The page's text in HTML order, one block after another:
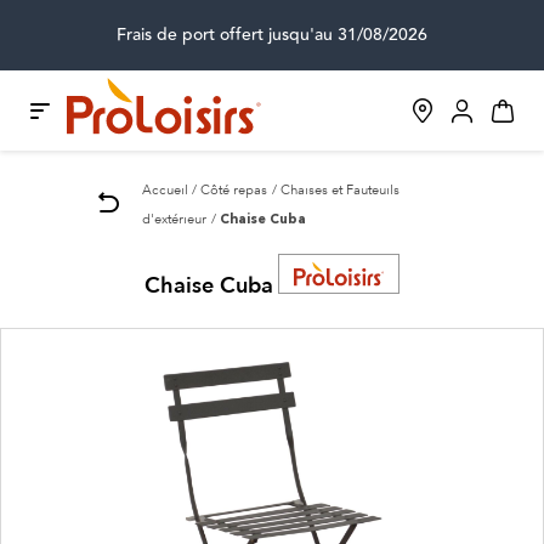
Frais de port offert jusqu'au 31/08/2026
Accueil Côté repas
Chaises et Fauteuils
d'extérieur
Chaise Cuba
Chaise Cuba